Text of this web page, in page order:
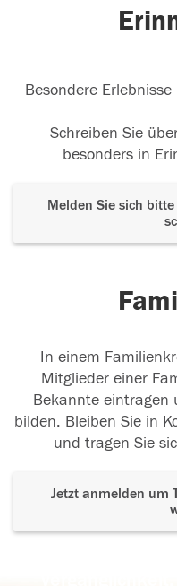
Besondere
Schreiben Sie
besonders in
Melden Sie sich
In einem
Mitglieder einer
Bekannte eintragen
bilden. Bleiben Sie in
und tragen Sie
Jetzt anmelden um